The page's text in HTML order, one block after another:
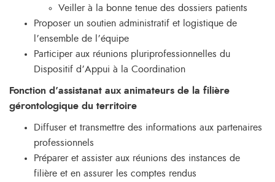
Veiller à la bonne tenue des dossiers patients
Proposer un soutien administratif et logistique de
l’ensemble de l’équipe
Participer aux réunions pluriprofessionnelles du
Dispositif d’Appui à la Coordination
Fonction d’assistanat aux animateurs de la filière
gérontologique du territoire
Diffuser et transmettre des informations aux partenaires
professionnels
Préparer et assister aux réunions des instances de
filière et en assurer les comptes rendus